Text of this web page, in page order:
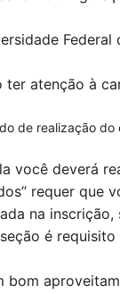
Federal
atenção à
de realização do
você deverá
” requer que
na inscrição,
é requisito
bom